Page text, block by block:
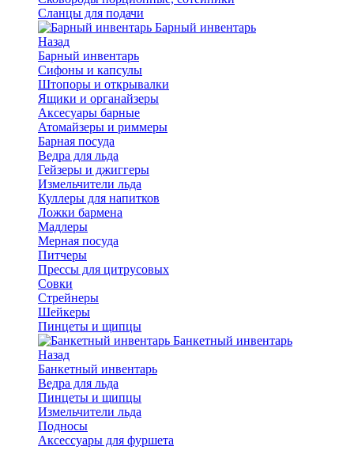
Сланцы для подачи
Барный инвентарь
Назад
Барный инвентарь
Сифоны и капсулы
Штопоры и открывалки
Ящики и органайзеры
Аксесуары барные
Атомайзеры и риммеры
Барная посуда
Ведра для льда
Гейзеры и джиггеры
Измельчители льда
Куллеры для напитков
Ложки бармена
Мадлеры
Мерная посуда
Питчеры
Прессы для цитрусовых
Совки
Стрейнеры
Шейкеры
Пинцеты и щипцы
Банкетный инвентарь
Назад
Банкетный инвентарь
Ведра для льда
Пинцеты и щипцы
Измельчители льда
Подносы
Аксессуары для фуршета